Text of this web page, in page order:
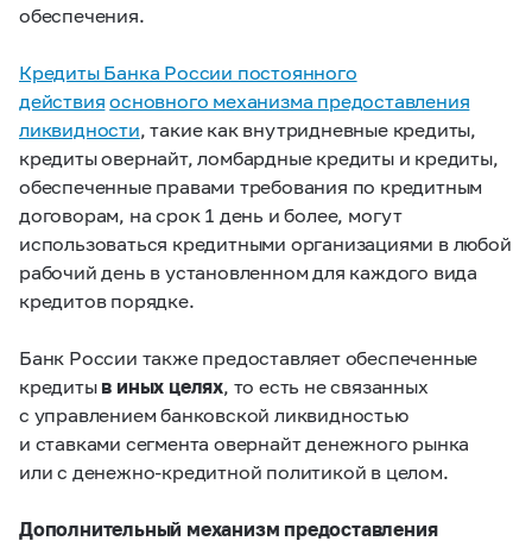
обеспечения.
Кредиты Банка России постоянного
действия основного механизма предоставления
ликвидности, такие как внутридневные кредиты,
кредиты овернайт, ломбардные кредиты и кредиты,
обеспеченные правами требования по кредитным
договорам, на срок 1 день и более, могут
использоваться кредитными организациями в любой
рабочий день в установленном для каждого вида
кредитов порядке.
Банк России также предоставляет обеспеченные
кредиты в иных целях, то есть не связанных
с управлением банковской ликвидностью
и ставками сегмента овернайт денежного рынка
или с денежно-кредитной политикой в целом.
Дополнительный механизм предоставления